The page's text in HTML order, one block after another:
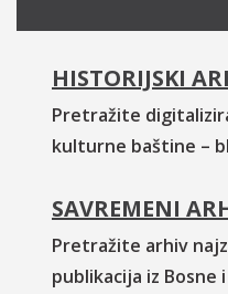
HISTORIJSKI
Pretražite
kulturne baštine –
SAVREMENI
Pretražite arhiv
publikacija iz Bosne